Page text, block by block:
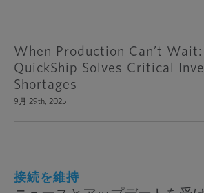
When Production Can’t
QuickShip Solves Critical
Shortages
9月 29th, 2025
接続を維持